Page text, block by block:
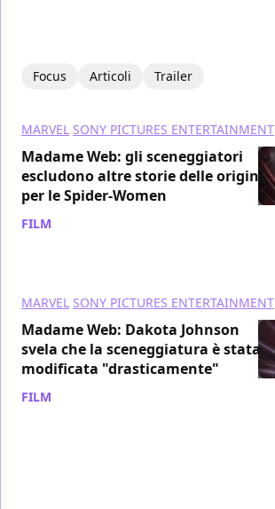
Focus Articoli Trailer
MARVEL SONY PICTURES ENTERTAINMENT
Madame Web: gli sceneggiatori
escludono altre storie delle origini
per le Spider-Women
FILM
MARVEL SONY PICTURES ENTERTAINMENT
Madame Web: Dakota Johnson
svela che la sceneggiatura è stata
modificata "drasticamente"
FILM